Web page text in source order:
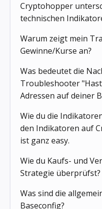
Cryptohopper
technischen
Warum zeigt mein
Gewinne/Kurse an?
Was bedeutet die
Troubleshooter
Adressen auf deiner
Wie du die
den Indikatoren auf
ist ganz easy.
Wie du Kaufs- und
Strategie überprüfst?
Was sind die
Baseconfig?